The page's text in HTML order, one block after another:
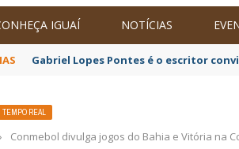
IGUAÍ NOTÍCIAS
Gabriel Lopes Pontes é o escritor
TEMPO REAL
› Conmebol divulga jogos do Bahia e Vitória na